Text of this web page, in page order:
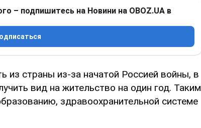
– подпишитесь на Новини на OBOZ.UA в
страны из-за начатой Россией войны, в
вид на жительство на один год. Таким
здравоохранительной системе